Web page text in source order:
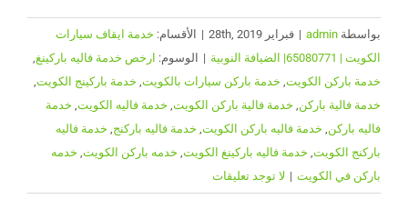
بواسطة admin
| فبراير 28th, 2019 | الأقسام: خدمة ايقاف سيارات
الكويت | 65080771| الضيافة النوبية
| الوسوم: ارخص خدمة فاليه باركينغ,
خدمة باركن الكويت, خدمة باركن سيارات بالكويت, خدمة باركينج الكويت,
خدمة فالية باركن, خدمة فالية باركن الكويت, خدمة فاليه الكويت, خدمة
فاليه باركن, خدمة فاليه باركن الكويت, خدمة فاليه باركنج, خدمة فاليه
باركنج الكويت, خدمة فاليه باركينغ الكويت, خدمه باركن الكويت, خدمه
باركن في الكويت | لا توجد تعليقات